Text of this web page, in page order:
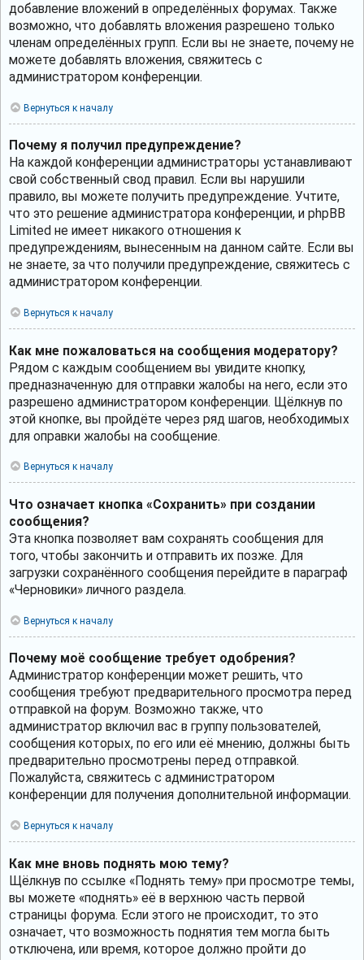
добавление вложений в определённых форумах. Также
возможно, что добавлять вложения разрешено только
членам определённых групп. Если вы не знаете, почему не
можете добавлять вложения, свяжитесь с
администратором конференции.
Вернуться к началу
Почему я получил предупреждение?
На каждой конференции администраторы устанавливают
свой собственный свод правил. Если вы нарушили
правило, вы можете получить предупреждение. Учтите,
что это решение администратора конференции, и phpBB
Limited не имеет никакого отношения к
предупреждениям, вынесенным на данном сайте. Если вы
не знаете, за что получили предупреждение, свяжитесь с
администратором конференции.
Вернуться к началу
Как мне пожаловаться на сообщения модератору?
Рядом с каждым сообщением вы увидите кнопку,
предназначенную для отправки жалобы на него, если это
разрешено администратором конференции. Щёлкнув по
этой кнопке, вы пройдёте через ряд шагов, необходимых
для оправки жалобы на сообщение.
Вернуться к началу
Что означает кнопка «Сохранить» при создании
сообщения?
Эта кнопка позволяет вам сохранять сообщения для
того, чтобы закончить и отправить их позже. Для
загрузки сохранённого сообщения перейдите в параграф
«Черновики» личного раздела.
Вернуться к началу
Почему моё сообщение требует одобрения?
Администратор конференции может решить, что
сообщения требуют предварительного просмотра перед
отправкой на форум. Возможно также, что
администратор включил вас в группу пользователей,
сообщения которых, по его или её мнению, должны быть
предварительно просмотрены перед отправкой.
Пожалуйста, свяжитесь с администратором
конференции для получения дополнительной информации.
Вернуться к началу
Как мне вновь поднять мою тему?
Щёлкнув по ссылке «Поднять тему» при просмотре темы,
вы можете «поднять» её в верхнюю часть первой
страницы форума. Если этого не происходит, то это
означает, что возможность поднятия тем могла быть
отключена, или время, которое должно пройти до